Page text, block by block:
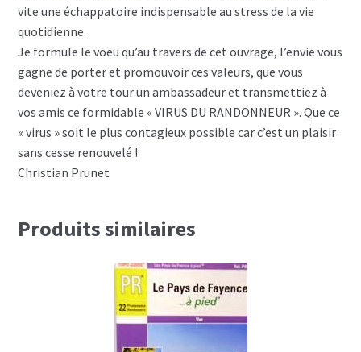
vite une échappatoire indispensable au stress de la vie
quotidienne.
Je formule le voeu qu’au travers de cet ouvrage, l’envie vous
gagne de porter et promouvoir ces valeurs, que vous
deveniez à votre tour un ambassadeur et transmettiez à
vos amis ce formidable « VIRUS DU RANDONNEUR ». Que ce
« virus » soit le plus contagieux possible car c’est un plaisir
sans cesse renouvelé !
Christian Prunet
Produits similaires